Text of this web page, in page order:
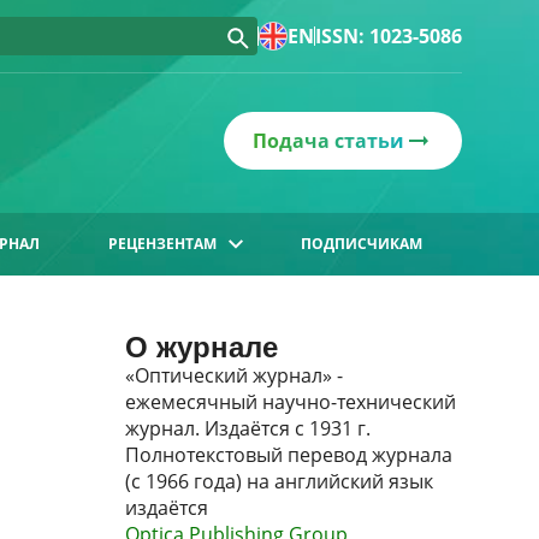
ENISSN: 1023-5086
Подача статьи
РЕЦЕНЗЕНТАМ ПОДПИСЧИКАМ
О журнале
«Оптический журнал» -
ежемесячный научно-технический
журнал. Издаётся с 1931 г.
Полнотекстовый перевод журнала
(с 1966 года) на английский язык
издаётся